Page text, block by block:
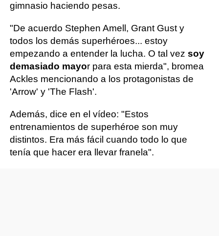
gimnasio haciendo pesas.
"De acuerdo Stephen Amell, Grant Gust y
todos los demás superhéroes... estoy
empezando a entender la lucha. O tal vez soy
demasiado mayor para esta mierda", bromea
Ackles mencionando a los protagonistas de
'Arrow' y 'The Flash'.
Además, dice en el vídeo: "Estos
entrenamientos de superhéroe son muy
distintos. Era más fácil cuando todo lo que
tenía que hacer era llevar franela".